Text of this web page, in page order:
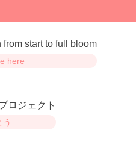
start to full bloom
here
ロジェクト